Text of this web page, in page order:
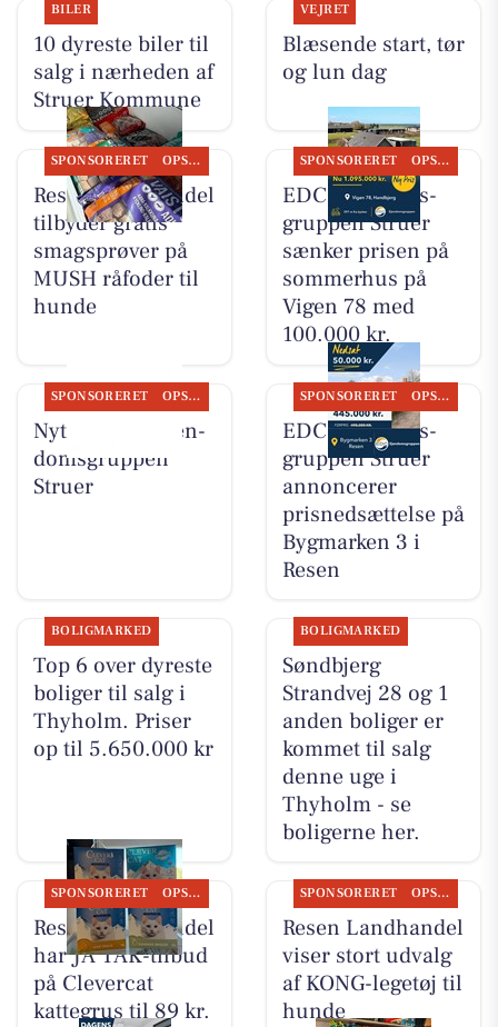
BILER
10 dyreste biler til
salg i nærheden af
Struer Kommune
VEJRET
Blæsende start, tør
og lun dag
SPONSORERET OPSLAGSTAVLEN
Resen Landhandel
tilbyder gratis
smagsprøver på
MUSH råfoder til
hunde
SPONSORERET OPSLAGSTAVLEN
EDC Ejen­doms­
grup­pen Struer
sænker prisen på
sommerhus på
Vigen 78 med
100.000 kr.
SPONSORERET OPSLAGSTAVLEN
Nyt fra EDC Ejen­
doms­grup­pen
Struer
SPONSORERET OPSLAGSTAVLEN
EDC Ejen­doms­
grup­pen Struer
annoncerer
prisnedsættelse på
Bygmarken 3 i
Resen
BOLIGMARKED
Top 6 over dyreste
boliger til salg i
Thyholm. Priser
op til 5.650.000 kr
BOLIGMARKED
Søndbjerg
Strandvej 28 og 1
anden boliger er
kommet til salg
denne uge i
Thyholm - se
boligerne her.
SPONSORERET OPSLAGSTAVLEN
Resen Landhandel
har JA TAK-tilbud
på Clevercat
kattegrus til 89 kr.
SPONSORERET OPSLAGSTAVLEN
Resen Landhandel
viser stort udvalg
af KONG-legetøj til
hunde